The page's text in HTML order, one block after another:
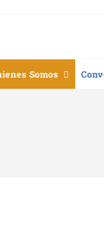
Somos